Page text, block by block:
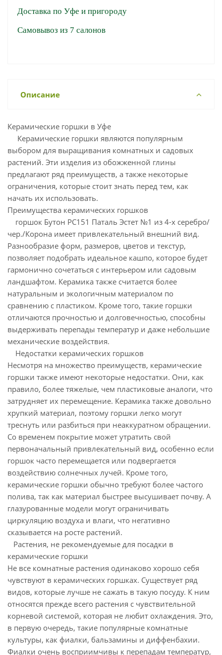
Доставка по Уфе и пригороду
Самовывоз из 7 салонов
Описание
Керамические горшки в Уфе
Керамические горшки являются популярным
выбором для выращивания комнатных и садовых
растений. Эти изделия из обожженной глины
предлагают ряд преимуществ, а также некоторые
ограничения, которые стоит знать перед тем, как
начать их использовать.
Преимущества керамических горшков
горшок Бутон РС151 Паталь Эстет №1 из 4-х серебро/
чер./Корона имеет привлекательный внешний вид.
Разнообразие форм, размеров, цветов и текстур,
позволяет подобрать идеальное кашпо, которое будет
гармонично сочетаться с интерьером или садовым
ландшафтом. Керамика также считается более
натуральным и экологичным материалом по
сравнению с пластиком. Кроме того, такие горшки
отличаются прочностью и долговечностью, способны
выдерживать перепады температур и даже небольшие
механические воздействия.
Недостатки керамических горшков
Несмотря на множество преимуществ, керамические
горшки также имеют некоторые недостатки. Они, как
правило, более тяжелые, чем пластиковые аналоги, что
затрудняет их перемещение. Керамика также довольно
хрупкий материал, поэтому горшки легко могут
треснуть или разбиться при неаккуратном обращении.
Со временем покрытие может утратить свой
первоначальный привлекательный вид, особенно если
горшок часто перемещается или подвергается
воздействию солнечных лучей. Кроме того,
керамические горшки обычно требуют более частого
полива, так как материал быстрее высушивает почву. А
глазурованные модели могут ограничивать
циркуляцию воздуха и влаги, что негативно
сказывается на росте растений.
Растения, не рекомендуемые для посадки в
керамические горшки
Не все комнатные растения одинаково хорошо себя
чувствуют в керамических горшках. Существует ряд
видов, которые лучше не сажать в такую посуду. К ним
относятся прежде всего растения с чувствительной
корневой системой, которая не любит охлаждения. Это,
в первую очередь, такие популярные комнатные
культуры, как фиалки, бальзамины и диффенбахии.
Фиалки очень восприимчивы к перепадам температур,